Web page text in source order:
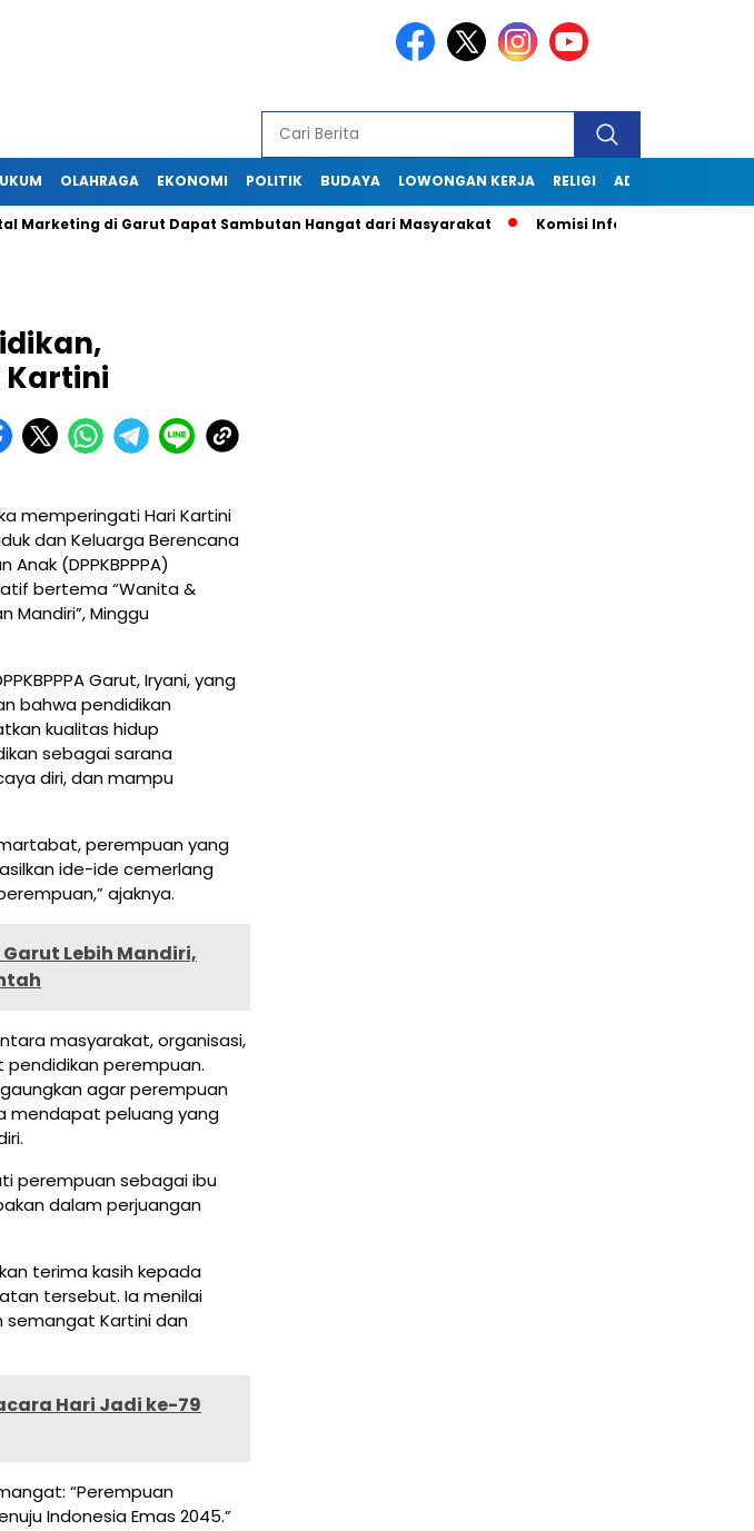
OLAHRAGA EKONOMI POLITIK BUDAYA LOWONGAN KERJA RELIGI ADVERTORIAL
di Garut Dapat Sambutan Hangat dari Masyarakat Komisi Informasi Jabar
Kartini
memperingati Hari Kartini
dan Keluarga Berencana
(DPPKBPPPA)
bertema “Wanita &
Mandiri”, Minggu
Garut, Iryani, yang
bahwa pendidikan
kualitas hidup
sebagai sarana
diri, dan mampu
perempuan yang
ide-ide cemerlang
ajaknya.
Lebih Mandiri,
masyarakat, organisasi,
perempuan.
agar perempuan
mendapat peluang yang
perempuan sebagai ibu
dalam perjuangan
terima kasih kepada
tersebut. Ia menilai
Kartini dan
Hari Jadi ke-79
“Perempuan
Indonesia Emas 2045.”